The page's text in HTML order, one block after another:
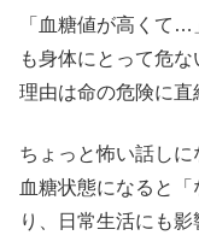
「血糖値が高くて
も身体にとって危な
理由は命の危険に直
ちょっと怖い話し
血糖状態になると
り、日常生活にも影